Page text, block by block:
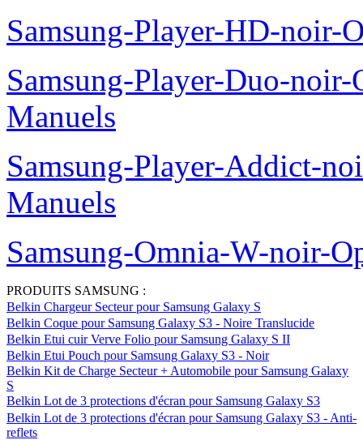
Samsung-Player-HD-noir-
Samsung-Player-Duo-
Manuels
Samsung-Player-Addict-
Manuels
Samsung-Omnia-W-noir-
PRODUITS SAMSUNG :
Belkin Chargeur Secteur pour Samsung Galaxy S
Belkin Coque pour Samsung Galaxy S3 - Noire Translucide
Belkin Etui cuir Verve Folio pour Samsung Galaxy S II
Belkin Etui Pouch pour Samsung Galaxy S3 - Noir
Belkin Kit de Charge Secteur + Automobile pour Samsung Galaxy
S
Belkin Lot de 3 protections d'écran pour Samsung Galaxy S3
Belkin Lot de 3 protections d'écran pour Samsung Galaxy S3 - Anti-
reflets